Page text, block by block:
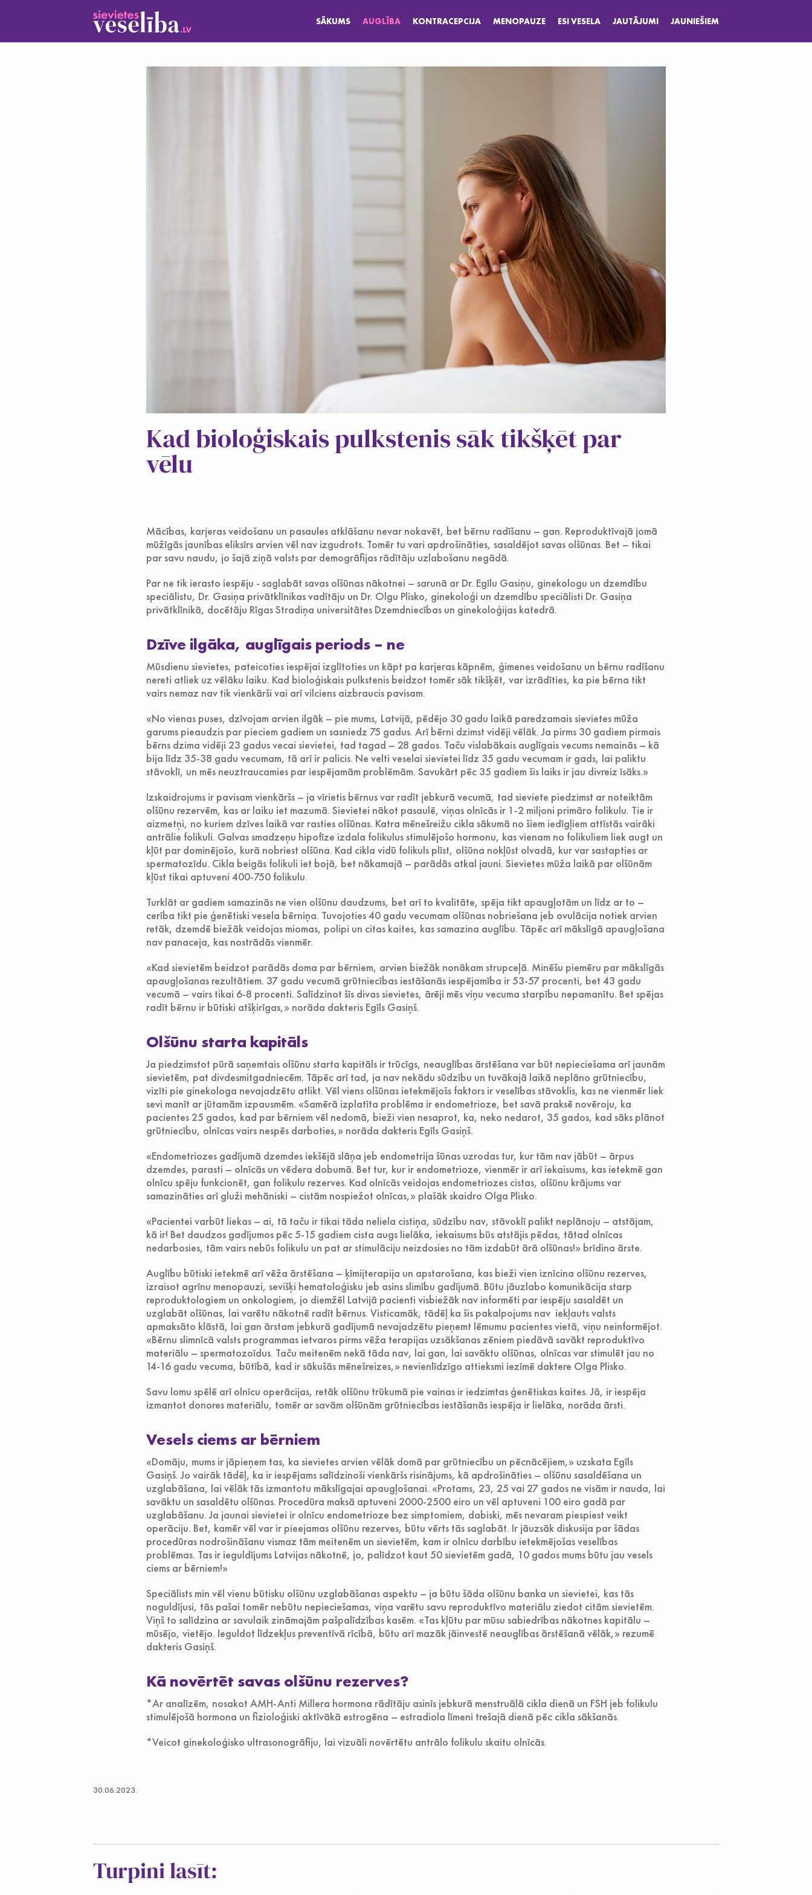
SĀKUMS AUGLĪBA KONTRACEPCIJA MENOPAUZE ESI VESELA JAUTĀJUMI JAUNIEŠIEM
Kad bioloģiskais pulkstenis sāk tikšķēt par
vēlu
Mācības, karjeras veidošanu un pasaules atklāšanu nevar nokavēt, bet bērnu radīšanu – gan. Reproduktīvajā jomā
mūžīgās jaunības eliksīrs arvien vēl nav izgudrots. Tomēr tu vari apdrošināties, sasaldējot savas olšūnas. Bet – tikai
par savu naudu, jo šajā ziņā valsts par demogrāfijas rādītāju uzlabošanu negādā.
Par ne tik ierasto iespēju - saglabāt savas olšūnas nākotnei – sarunā ar Dr. Egīlu Gasiņu, ginekologu un dzemdību
speciālistu, Dr. Gasiņa privātklīnikas vadītāju un Dr. Olgu Plisko, ginekoloģi un dzemdību speciālisti Dr. Gasiņa
privātklīnikā, docētāju Rīgas Stradiņa universitātes Dzemdniecības un ginekoloģijas katedrā.
Dzīve ilgāka, auglīgais periods – ne
Mūsdienu sievietes, pateicoties iespējai izglītoties un kāpt pa karjeras kāpnēm, ģimenes veidošanu un bērnu radīšanu
nereti atliek uz vēlāku laiku. Kad bioloģiskais pulkstenis beidzot tomēr sāk tikšķēt, var izrādīties, ka pie bērna tikt
vairs nemaz nav tik vienkārši vai arī vilciens aizbraucis pavisam.
«No vienas puses, dzīvojam arvien ilgāk – pie mums, Latvijā, pēdējo 30 gadu laikā paredzamais sievietes mūža
garums pieaudzis par pieciem gadiem un sasniedz 75 gadus. Arī bērni dzimst vidēji vēlāk. Ja pirms 30 gadiem pirmais
bērns dzima vidēji 23 gadus vecai sievietei, tad tagad – 28 gados. Taču vislabākais auglīgais vecums nemainās – kā
bija līdz 35-38 gadu vecumam, tā arī ir palicis. Ne velti veselai sievietei līdz 35 gadu vecumam ir gads, lai paliktu
stāvoklī, un mēs neuztraucamies par iespējamām problēmām. Savukārt pēc 35 gadiem šis laiks ir jau divreiz īsāks.»
Izskaidrojums ir pavisam vienkāršs – ja vīrietis bērnus var radīt jebkurā vecumā, tad sieviete piedzimst ar noteiktām
olšūnu rezervēm, kas ar laiku iet mazumā. Sievietei nākot pasaulē, viņas olnīcās ir 1-2 miljoni primāro folikulu. Tie ir
aizmetņi, no kuriem dzīves laikā var rasties olšūnas. Katra mēnešreižu cikla sākumā no šiem iedīgļiem attīstās vairāki
antrālie folikuli. Galvas smadzeņu hipofīze izdala folikulus stimulējošo hormonu, kas vienam no folikuliem liek augt un
kļūt par dominējošo, kurā nobriest olšūna. Kad cikla vidū folikuls plīst, olšūna nokļūst olvadā, kur var sastapties ar
spermatozīdu. Cikla beigās folikuli iet bojā, bet nākamajā – parādās atkal jauni. Sievietes mūža laikā par olšūnām
kļūst tikai aptuveni 400-750 folikulu.
Turklāt ar gadiem samazinās ne vien olšūnu daudzums, bet arī to kvalitāte, spēja tikt apaugļotām un līdz ar to –
cerība tikt pie ģenētiski vesela bērniņa. Tuvojoties 40 gadu vecumam olšūnas nobriešana jeb ovulācija notiek arvien
retāk, dzemdē biežāk veidojas miomas, polipi un citas kaites, kas samazina auglību. Tāpēc arī mākslīgā apaugļošana
nav panaceja, kas nostrādās vienmēr.
«Kad sievietēm beidzot parādās doma par bērniem, arvien biežāk nonākam strupceļā. Minēšu piemēru par mākslīgās
apaugļošanas rezultātiem. 37 gadu vecumā grūtniecības iestāšanās iespējamība ir 53-57 procenti, bet 43 gadu
vecumā – vairs tikai 6-8 procenti. Salīdzinot šīs divas sievietes, ārēji mēs viņu vecuma starpību nepamanītu. Bet spējas
radīt bērnu ir būtiski atšķirīgas,» norāda dakteris Egīls Gasiņš.
Olšūnu starta kapitāls
Ja piedzimstot pūrā saņemtais olšūnu starta kapitāls ir trūcīgs, neauglības ārstēšana var būt nepieciešama arī jaunām
sievietēm, pat divdesmitgadniecēm. Tāpēc arī tad, ja nav nekādu sūdzību un tuvākajā laikā neplāno grūtniecību,
vizīti pie ginekologa nevajadzētu atlikt. Vēl viens olšūnas ietekmējošs faktors ir veselības stāvoklis, kas ne vienmēr liek
sevi manīt ar jūtamām izpausmēm. «Samērā izplatīta problēma ir endometrioze, bet savā praksē novēroju, ka
pacientes 25 gados, kad par bērniem vēl nedomā, bieži vien nesaprot, ka, neko nedarot, 35 gados, kad sāks plānot
grūtniecību, olnīcas vairs nespēs darboties,» norāda dakteris Egīls Gasiņš.
«Endometriozes gadījumā dzemdes iekšējā slāņa jeb endometrija šūnas uzrodas tur, kur tām nav jābūt – ārpus
dzemdes, parasti – olnīcās un vēdera dobumā. Bet tur, kur ir endometrioze, vienmēr ir arī iekaisums, kas ietekmē gan
olnīcu spēju funkcionēt, gan folikulu rezerves. Kad olnīcās veidojas endometriozes cistas, olšūnu krājums var
samazināties arī gluži mehāniski – cistām nospiežot olnīcas,» plašāk skaidro Olga Plisko.
«Pacientei varbūt liekas – ai, tā taču ir tikai tāda neliela cistiņa, sūdzību nav, stāvoklī palikt neplānoju – atstājam,
kā ir! Bet daudzos gadījumos pēc 5-15 gadiem cista augs lielāka, iekaisums būs atstājis pēdas, tātad olnīcas
nedarbosies, tām vairs nebūs folikulu un pat ar stimulāciju neizdosies no tām izdabūt ārā olšūnas!» brīdina ārste.
Auglību būtiski ietekmē arī vēža ārstēšana – ķīmijterapija un apstarošana, kas bieži vien iznīcina olšūnu rezerves,
izraisot agrīnu menopauzi, sevišķi hematoloģisku jeb asins slimību gadījumā. Būtu jāuzlabo komunikācija starp
reproduktologiem un onkologiem, jo diemžēl Latvijā pacienti visbiežāk nav informēti par iespēju sasaldēt un
uzglabāt olšūnas, lai varētu nākotnē radīt bērnus. Visticamāk, tādēļ ka šis pakalpojums nav iekļauts valsts
apmaksāto klāstā, lai gan ārstam jebkurā gadījumā nevajadzētu pieņemt lēmumu pacientes vietā, viņu neinformējot.
«Bērnu slimnīcā valsts programmas ietvaros pirms vēža terapijas uzsākšanas zēniem piedāvā savākt reproduktīvo
materiālu – spermatozoīdus. Taču meitenēm nekā tāda nav, lai gan, lai savāktu olšūnas, olnīcas var stimulēt jau no
14-16 gadu vecuma, būtībā, kad ir sākušās mēnešreizes,» nevienlīdzīgo attieksmi iezīmē daktere Olga Plisko.
Savu lomu spēlē arī olnīcu operācijas, retāk olšūnu trūkumā pie vainas ir iedzimtas ģenētiskas kaites. Jā, ir iespēja
izmantot donores materiālu, tomēr ar savām olšūnām grūtniecības iestāšanās iespēja ir lielāka, norāda ārsti.
Vesels ciems ar bērniem
«Domāju, mums ir jāpieņem tas, ka sievietes arvien vēlāk domā par grūtniecību un pēcnācējiem,» uzskata Egīls
Gasiņš. Jo vairāk tādēļ, ka ir iespējams salīdzinoši vienkāršs risinājums, kā apdrošināties – olšūnu sasaldēšana un
uzglabāšana, lai vēlāk tās izmantotu mākslīgajai apaugļošanai. «Protams, 23, 25 vai 27 gados ne visām ir nauda, lai
savāktu un sasaldētu olšūnas. Procedūra maksā aptuveni 2000-2500 eiro un vēl aptuveni 100 eiro gadā par
uzglabāšanu. Ja jaunai sievietei ir olnīcu endometrioze bez simptomiem, dabiski, mēs nevaram piespiest veikt
operāciju. Bet, kamēr vēl var ir pieejamas olšūnu rezerves, būtu vērts tās saglabāt. Ir jāuzsāk diskusija par šādas
procedūras nodrošināšanu vismaz tām meitenēm un sievietēm, kam ir olnīcu darbību ietekmējošas veselības
problēmas. Tas ir ieguldījums Latvijas nākotnē, jo, palīdzot kaut 50 sievietēm gadā, 10 gados mums būtu jau vesels
ciems ar bērniem!»
Speciālists min vēl vienu būtisku olšūnu uzglabāšanas aspektu – ja būtu šāda olšūnu banka un sievietei, kas tās
noguldījusi, tās pašai tomēr nebūtu nepieciešamas, viņa varētu savu reproduktīvo materiālu ziedot citām sievietēm.
Viņš to salīdzina ar savulaik zināmajām pašpalīdzības kasēm. «Tas kļūtu par mūsu sabiedrības nākotnes kapitālu –
mūsējo, vietējo. Ieguldot līdzekļus preventīvā rīcībā, būtu arī mazāk jāinvestē neauglības ārstēšanā vēlāk,» rezumē
dakteris Gasiņš.
Kā novērtēt savas olšūnu rezerves?
*Ar analīzēm, nosakot AMH-Anti Millera hormona rādītāju asinīs jebkurā menstruālā cikla dienā un FSH jeb folikulu
stimulējošā hormona un fizioloģiski aktīvākā estrogēna – estradiola līmeni trešajā dienā pēc cikla sākšanās.
*Veicot ginekoloģisko ultrasonogrāfiju, lai vizuāli novērtētu antrālo folikulu skaitu olnīcās.
30.06.2023.
Turpini lasīt: